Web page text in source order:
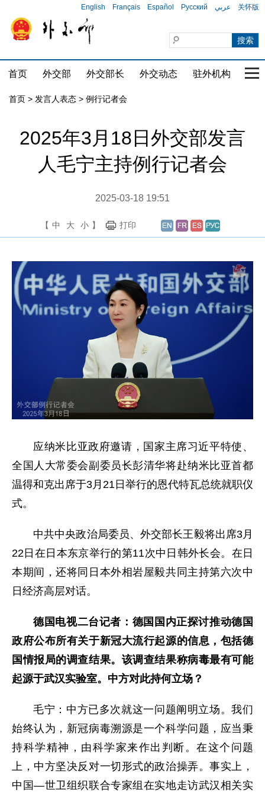
English Français Español Русский عربي 关怀版
首页 外交部 外交部长 外交动态 驻外机构 国
首页 > 发言人表态 > 例行记者会
2025年3月18日外交部发言
人毛宁主持例行记者会
2025-03-18 19:51
【 中 大 小 】 打印
应纳米比亚政府邀请，国家主席习近平特使、
全国人大常委会副委员长彭清华将赴纳米比亚首都
温得和克出席于3月21日举行的恩代特瓦总统就职仪
式。
中共中央政治局委员、外交部长王毅将出席3月
22日在日本东京举行的第11次中日韩外长会。在日
本期间，还将同日本外相岩屋毅共同主持第六次中
日经济高层对话。
德国电视二台记者：德国国内正探讨推动德国
政府公布所有关于新冠大流行起源的信息，包括德
国情报局的调查结果。该调查结果称病毒最有可能
起源于武汉实验室。中方对此持何立场？
毛宁：中方已多次就这一问题阐明立场。我们
始终认为，新冠病毒溯源是一个科学问题，应当秉
持科学精神，由科学家来作出判断。在这个问题
上，中方坚决反对一切形式的政治操弄。事实上，
中国—世卫组织联合专家组在实地走访武汉相关实